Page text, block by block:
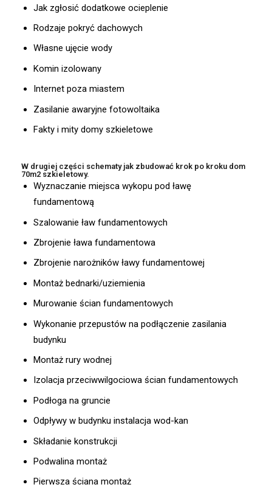
Jak zgłosić dodatkowe ocieplenie
Rodzaje pokryć dachowych
Własne ujęcie wody
Komin izolowany
Internet poza miastem
Zasilanie awaryjne fotowoltaika
Fakty i mity domy szkieletowe
W drugiej części schematy jak zbudować krok po kroku dom
70m2 szkieletowy.
Wyznaczanie miejsca wykopu pod ławę
fundamentową
Szalowanie ław fundamentowych
Zbrojenie ława fundamentowa
Zbrojenie narożników ławy fundamentowej
Montaż bednarki/uziemienia
Murowanie ścian fundamentowych
Wykonanie przepustów na podłączenie zasilania
budynku
Montaż rury wodnej
Izolacja przeciwwilgociowa ścian fundamentowych
Podłoga na gruncie
Odpływy w budynku instalacja wod-kan
Składanie konstrukcji
Podwalina montaż
Pierwsza ściana montaż